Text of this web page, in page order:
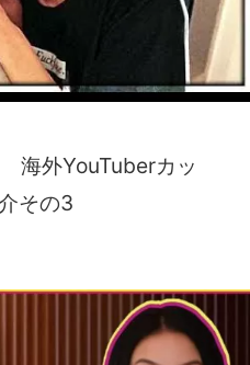
海外YouTuberカッ
その3